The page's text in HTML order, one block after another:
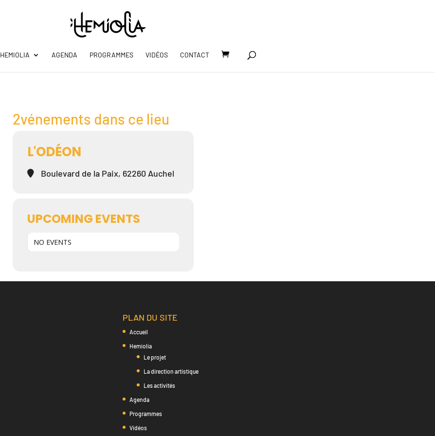
HEMIOLIA AGENDA PROGRAMMES VIDÉOS CONTACT
2vénements dans ce lieu
L'ODÉON
Boulevard de la Paix, 62260 Auchel
UPCOMING EVENTS
NO EVENTS
PLAN DU SITE
Accueil
Hemiolia
Le projet
La direction artistique
Les activités
Agenda
Programmes
Vidéos